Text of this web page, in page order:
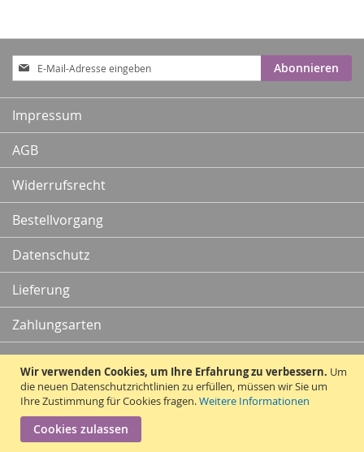
Wir verwenden Cookies, um Ihre Erfahrung zu verbessern. Um
die neuen Datenschutzrichtlinien zu erfüllen, müssen wir Sie um
Ihre Zustimmung für Cookies fragen.Weitere Informationen
Cookies zulassen
Anmeldung
zum
Newsletter:
Abonnieren
Impressum
AGB
Widerrufsrecht
Bestellvorgang
Datenschutz
Lieferung
Zahlungsarten
Kontakt
Vertrag widerrufen
Copyright © 2010 - 2026 Traummatten.de